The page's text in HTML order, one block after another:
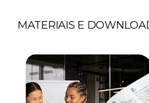
MATERIAIS E